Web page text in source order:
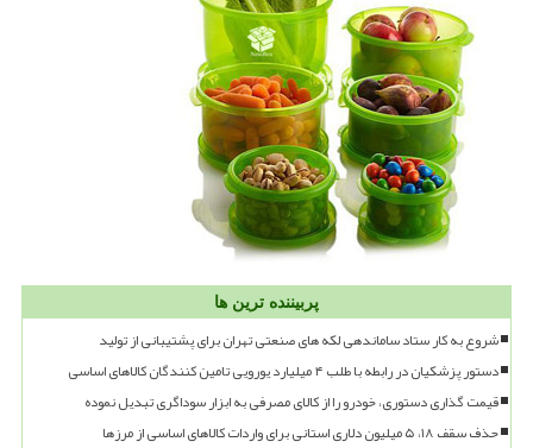
پربیننده ترین ها
شروع به کار ستاد ساماندهی لکه های صنعتی تهران برای پشتیبانی از تولید
دستور پزشکیان در رابطه با طلب ۴ میلیارد یورویی تامین کنندگان کالاهای اساسی
قیمت گذاری دستوری، خودرو را از کالای مصرفی به ابزار سوداگری تبدیل نموده
حذف سقف ۱۸، ۵ میلیون دلاری استانی برای واردات کالاهای اساسی از مرزها